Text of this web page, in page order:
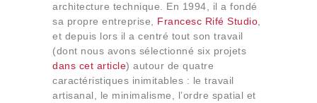
Contact
architecture technique. En 1994, il a fondé
sa propre entreprise, Francesc Rifé Studio
et depuis lors il a centré tout son travail
(dont nous avons sélectionné six projets
dans cet article) autour de quatre
caractéristiques inimitables : le travail
artisanal, le minimalisme, l’ordre spatial et